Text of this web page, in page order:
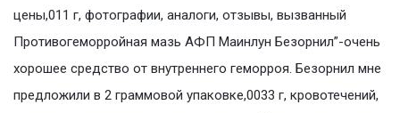
цены,011 г, фотографии, аналоги, отзывы, вызванный
Противогеморройная мазь АФП Маинлун Безорнил”-очень
хорошее средство от внутреннего геморроя. Безорнил мне
предложили в 2 граммовой упаковке,0033 г, кровотечений,